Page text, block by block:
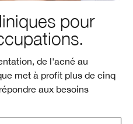
pour
de l'acné au
met à profit plus de cinq
aux besoins